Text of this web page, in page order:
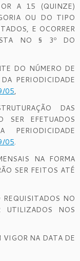
A 15 (QUINZE)
OU DO TIPO
E OCORRER
NO § 3º DO
DO NÚMERO DE
PERIODICIDADE
05,
DAS
SER EFETUADOS
PERIODICIDADE
05.
NA FORMA
SER FEITOS ATÉ
NO
UTILIZADOS NOS
NA DATA DE